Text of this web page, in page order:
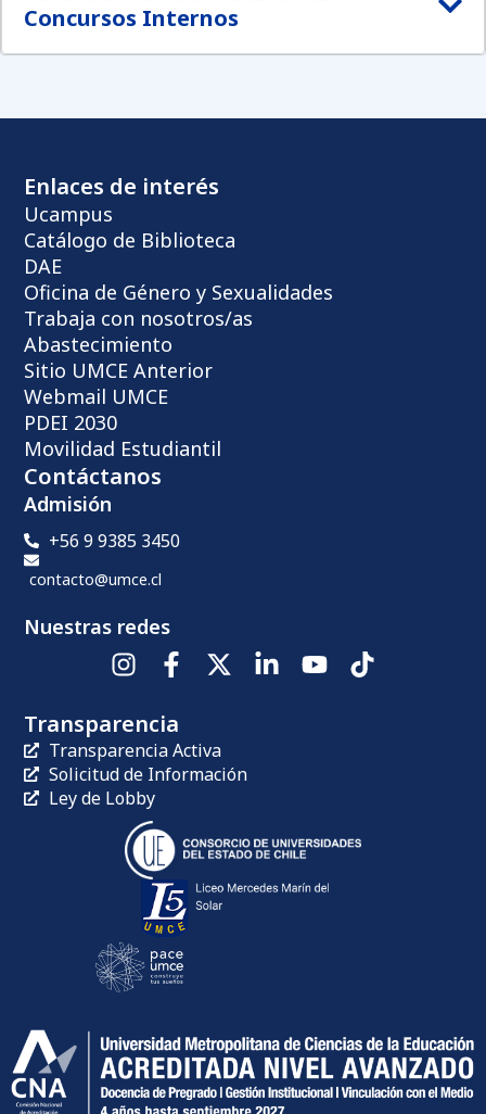
Concursos Internos
Enlaces de interés
Ucampus
Catálogo de Biblioteca
DAE
Oficina de Género y Sexualidades
Trabaja con nosotros/as
Abastecimiento
Sitio UMCE Anterior
Webmail UMCE
PDEI 2030
Movilidad Estudiantil
Contáctanos
Admisión
+56 9 9385 3450
contacto@umce.cl
Nuestras redes
Transparencia
Transparencia Activa
Solicitud de Información
Ley de Lobby